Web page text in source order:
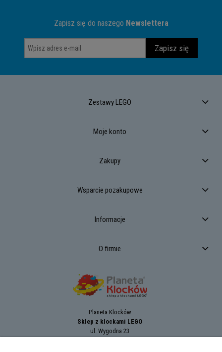
Zapisz się do naszego Newslettera
Zapisz się
Zestawy LEGO
Moje konto
Zakupy
Wsparcie pozakupowe
Informacje
O firmie
Planeta Klocków
Sklep z klockami LEGO
ul. Wygodna 23